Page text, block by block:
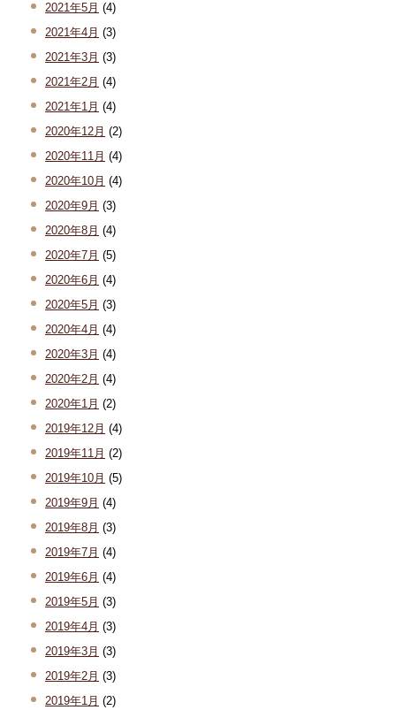
2021年5月 (4)
2021年4月 (3)
2021年3月 (3)
2021年2月 (4)
2021年1月 (4)
2020年12月 (2)
2020年11月 (4)
2020年10月 (4)
2020年9月 (3)
2020年8月 (4)
2020年7月 (5)
2020年6月 (4)
2020年5月 (3)
2020年4月 (4)
2020年3月 (4)
2020年2月 (4)
2020年1月 (2)
2019年12月 (4)
2019年11月 (2)
2019年10月 (5)
2019年9月 (4)
2019年8月 (3)
2019年7月 (4)
2019年6月 (4)
2019年5月 (3)
2019年4月 (3)
2019年3月 (3)
2019年2月 (3)
2019年1月 (2)